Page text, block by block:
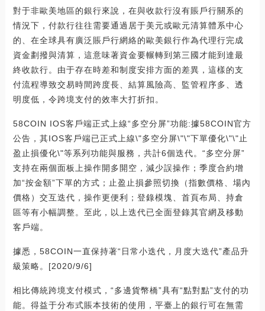
對于非歐美地區的銀行來說，在與收款行沒有賬戶行關系的
情況下，付款行往往需要通過居于美元或歐元清算體系中心
的、在全球具有廣泛賬戶行網絡的歐美銀行作為代理行完成
資金劃撥與清算，這意味著資金要輾轉到第三國才能到達最
終收款行。由于存在時差和制度安排方面的差異，這樣的支
付流程導致交易時間跨度長、結算風險高、監管程序多、透
明度低，令跨境支付的效率大打折扣。
58COIN IOS客戶端正式上線“多空分屏”功能:據58COIN官方
公告，其IOS客戶端已正式上線\"多空分屏\"\"下單優化\"\"止
盈止損優化\"等系列功能與服務，共計6個迭代。“多空分屏”
支持在兩個面板上操作開多開空，減少誤操作；季度合約增
加“按金額”下單的方式；止盈止損參照切換（指數價格、場內
價格）交互迭代，操作更便利；登錄模塊、首頁布局、持倉
區等有小幅調整。至此，以上迭代已全面登錄其官網及移動
客戶端。
據悉，58COIN一直保持著“日常小迭代，月度大迭代”產品升
級策略。[2020/9/6]
相比傳統跨境支付模式，“多邊貨幣橋”具有“點對點”支付的功
能。得益于分布式賬本技術的使用，平臺上的銀行可在無需